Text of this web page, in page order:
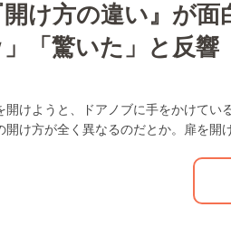
開け方の違い』が
」「驚いた」と反響
/
L
o
開けようと、ドアノブに手をかけて
開け方が全く異なるのだとか。扉を開